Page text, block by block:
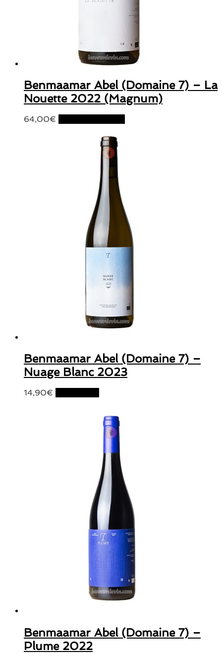
Benmaamar Abel (Domaine 7) – La
Nouette 2022 (Magnum)
64,00€
Benmaamar Abel (Domaine 7) –
Nuage Blanc 2023
14,90€
Benmaamar Abel (Domaine 7) –
Plume 2022